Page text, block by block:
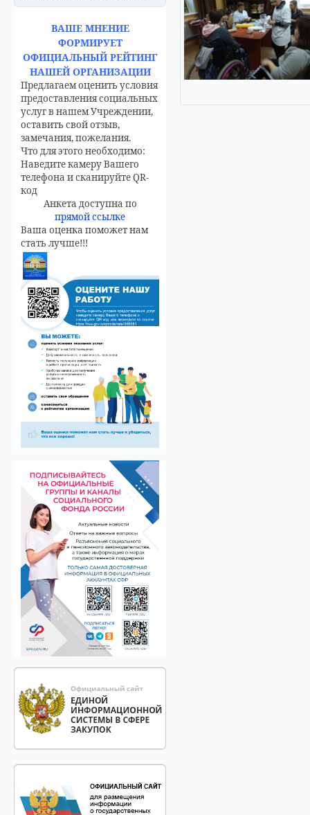
ВАШЕ МНЕНИЕ
ФОРМИРУЕТ
ОФИЦИАЛЬНЫЙ РЕЙТИНГ
НАШЕЙ ОРГАНИЗАЦИИ
Предлагаем оценить условия
предоставления социальных
услуг в нашем Учреждении,
оставить свой отзыв,
замечания, пожелания.
Что для этого необходимо:
Наведите камеру Вашего
телефона и сканируйте QR-
код
Анкета доступна по
прямой ссылке
Ваша оценка поможет нам
стать лучше!!!